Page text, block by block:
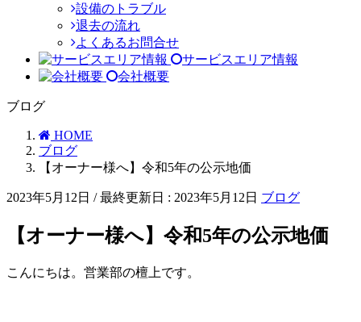
設備のトラブル
退去の流れ
よくあるお問合せ
サービスエリア情報
会社概要
ブログ
HOME
ブログ
【オーナー様へ】令和5年の公示地価
2023年5月12日 / 最終更新日 : 2023年5月12日 ブログ
【オーナー様へ】令和5年の公示地価
こんにちは。営業部の檀上です。